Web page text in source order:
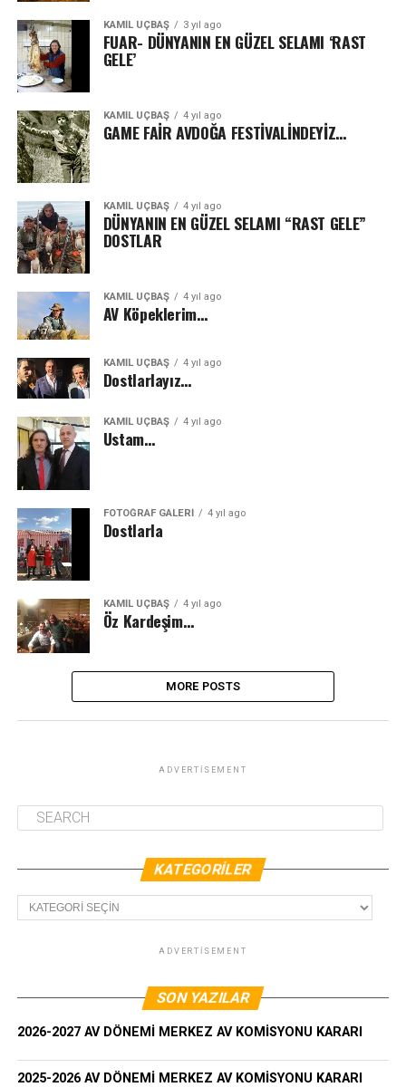
KAMİL ÜÇBAŞ 3 yıl ago
FUAR- DÜNYANIN EN GÜZEL SELAMI ‘RAST
GELE’
KAMİL ÜÇBAŞ 4 yıl ago
GAME FAİR AVDOĞA FESTİVALİNDEYİZ…
KAMİL ÜÇBAŞ 4 yıl ago
DÜNYANIN EN GÜZEL SELAMI “RAST GELE”
DOSTLAR
KAMİL ÜÇBAŞ 4 yıl ago
AV Köpeklerim…
KAMİL ÜÇBAŞ 4 yıl ago
Dostlarlayız…
KAMİL ÜÇBAŞ 4 yıl ago
Ustam…
FOTOĞRAF GALERI 4 yıl ago
Dostlarla
KAMİL ÜÇBAŞ 4 yıl ago
Öz Kardeşim…
MORE POSTS
ADVERTISEMENT
KATEGORILER
Kategoriler
ADVERTISEMENT
SON YAZILAR
2026-2027 AV DÖNEMİ MERKEZ AV KOMİSYONU KARARI
2025-2026 AV DÖNEMİ MERKEZ AV KOMİSYONU KARARI